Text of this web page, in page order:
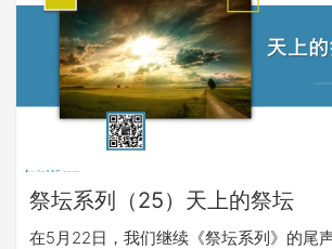
祭坛系列（25）天上的祭坛
在5月22日，我们继续《祭坛系列》的尾